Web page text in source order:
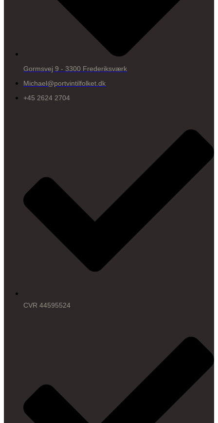
Gormsvej 9 - 3300 Frederiksværk
Michael@portvintilfolket.dk
+45 2624 2704
CVR 44595524